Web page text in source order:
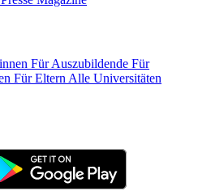
Für Auszubildende Für
Für Eltern Alle Universitäten